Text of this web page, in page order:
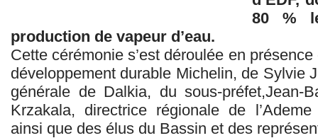
80 %
production de vapeur d’eau.
Cette cérémonie s’est déroulée en
développement durable Michelin, de Sylvie
générale de Dalkia, du sous-préfet,Jean-
Krzakala, directrice régionale de
ainsi que des élus du Bassin et des